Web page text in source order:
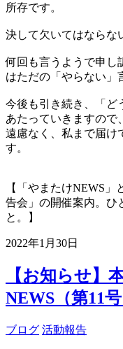
所存です。
決して欠いてはならな
何回も言うようで申し
はただの「やらない」
今後も引き続き、「ど
あたっていきますので
遠慮なく、私まで届け
す。
【「やまたけNEWS
告会」の開催案内。ひ
と。】
2022年1月30日
【お知らせ】
NEWS（第11
ブログ 活動報告